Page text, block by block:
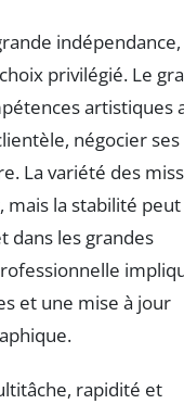
privilégié. Le
artistiques
négocier
La variété des
mais la stabilité
dans les grandes
et une mise à jour
rapidité et